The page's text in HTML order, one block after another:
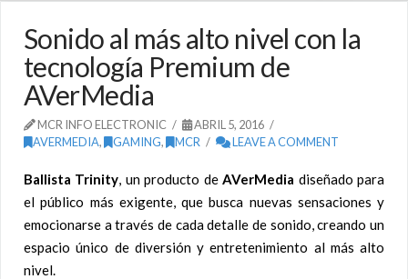
Sonido al más alto nivel con la
tecnología Premium de
AVerMedia
MCR INFO ELECTRONIC
ABRIL 5, 2016
AVERMEDIA, GAMING, MCR LEAVE A COMMENT
Ballista Trinity, un producto deAVerMedia diseñado para
el público más exigente, que busca nuevas sensaciones y
emocionarse a través de cada detalle de sonido, creando un
espacio único de diversión y entretenimiento al más alto
nivel.